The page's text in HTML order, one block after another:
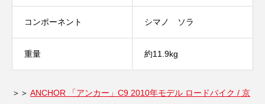
コンポーネント シマノ ソラ
重量 約11.9kg
＞＞ ANCHOR 「アンカー」C9 2010年モデル ロードバイク / 京